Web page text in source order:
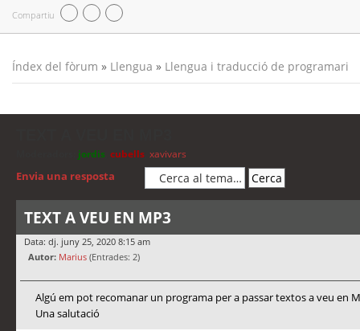
Compartiu
Índex del fòrum » Llengua » Llengua i traducció de programari
jordis cubells xavivars
Envia una resposta
TEXT A VEU EN MP3
Data: dj. juny 25, 2020 8:15 am
Autor: Marius (Entrades: 2)
Algú em pot recomanar un programa per a passar textos a veu en
Una salutació